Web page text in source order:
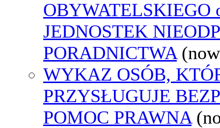
OBYWATELSKIEGO
JEDNOSTEK
PORADNICTWA
WYKAZ OSÓB,
PRZYSŁUGUJE
POMOC PRAWNA